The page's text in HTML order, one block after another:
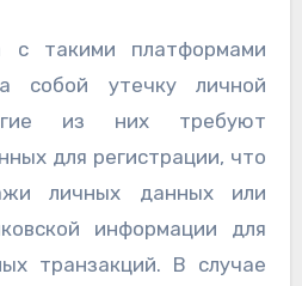
с такими платформами
собой утечку личной
из них требуют
для регистрации, что
личных данных или
информации для
транзакций. В случае